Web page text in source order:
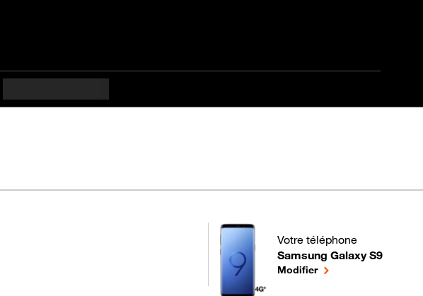
Votre téléphone
Samsung Galaxy S9
pour votre Samsung Galaxy
Modifierle téléphone